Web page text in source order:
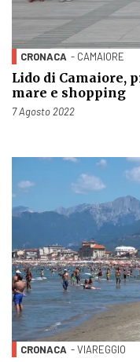
CRONACA - CAMAIORE
Lido di Camaiore,
mare e shopping
Pubblicato il
7 Agosto 2022
CRONACA - VIAREGGIO